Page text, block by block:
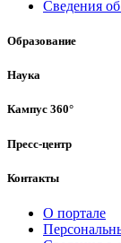
Сведения
Образование
Наука
Кампус 360°
Пресс-центр
Контакты
О портале